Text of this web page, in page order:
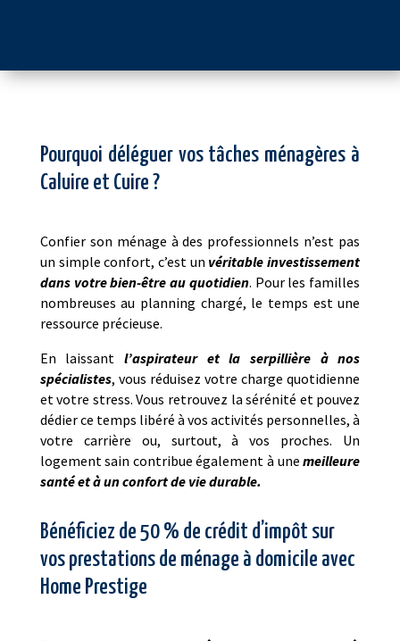
Pourquoi déléguer vos tâches ménagères à
Caluire et Cuire ?
Confier son ménage à des professionnels n’est pas
un simple confort, c’est un véritable investissement
dans votre bien-être au quotidien. Pour les familles
nombreuses au planning chargé, le temps est une
ressource précieuse.
En laissantl’aspirateur et la serpillière à nos
spécialistes, vous réduisez votre charge quotidienne
et votre stress. Vous retrouvez la sérénité et pouvez
dédier ce temps libéré à vos activités personnelles, à
votre carrière ou, surtout, à vos proches. Un
logement sain contribue également à unemeilleure
santé et à un confort de vie durable.
Bénéficiez de 50 % de crédit d’impôt sur
vos prestations de ménage à domicile avec
Home Prestige